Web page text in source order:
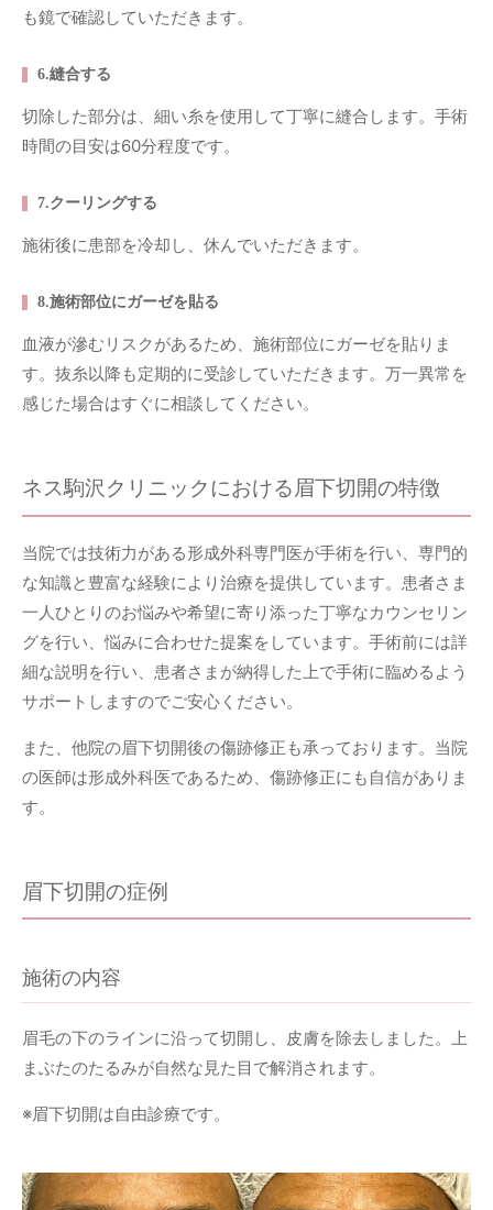
も鏡で確認していただきます。
6.縫合する
切除した部分は、細い糸を使用して丁寧に縫合します。手術
時間の目安は60分程度です。
7.クーリングする
施術後に患部を冷却し、休んでいただきます。
8.施術部位にガーゼを貼る
血液が滲むリスクがあるため、施術部位にガーゼを貼りま
す。抜糸以降も定期的に受診していただきます。万一異常を
感じた場合はすぐに相談してください。
ネス駒沢クリニックにおける眉下切開の特徴
当院では技術力がある形成外科専門医が手術を行い、専門的
な知識と豊富な経験により治療を提供しています。患者さま
一人ひとりのお悩みや希望に寄り添った丁寧なカウンセリン
グを行い、悩みに合わせた提案をしています。手術前には詳
細な説明を行い、患者さまが納得した上で手術に臨めるよう
サポートしますのでご安心ください。
また、他院の眉下切開後の傷跡修正も承っております。当院
の医師は形成外科医であるため、傷跡修正にも自信がありま
す。
眉下切開の症例
施術の内容
眉毛の下のラインに沿って切開し、皮膚を除去しました。上
まぶたのたるみが自然な見た目で解消されます。
※眉下切開は自由診療です。